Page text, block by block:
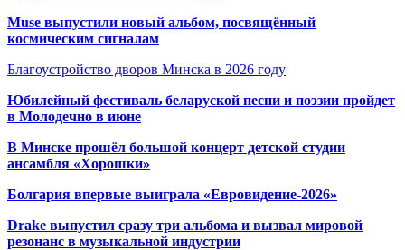
Muse выпустили новый альбом, посвящённый
космическим сигналам
Благоустройство дворов Минска в 2026 году
Юбилейный фестиваль беларуской песни и поэзии пройдет
в Молодечно в июне
В Минске прошёл большой концерт детской студии
ансамбля «Хорошки»
Болгария впервые выиграла «Евровидение-2026»
Drake выпустил сразу три альбома и вызвал мировой
резонанс в музыкальной индустрии